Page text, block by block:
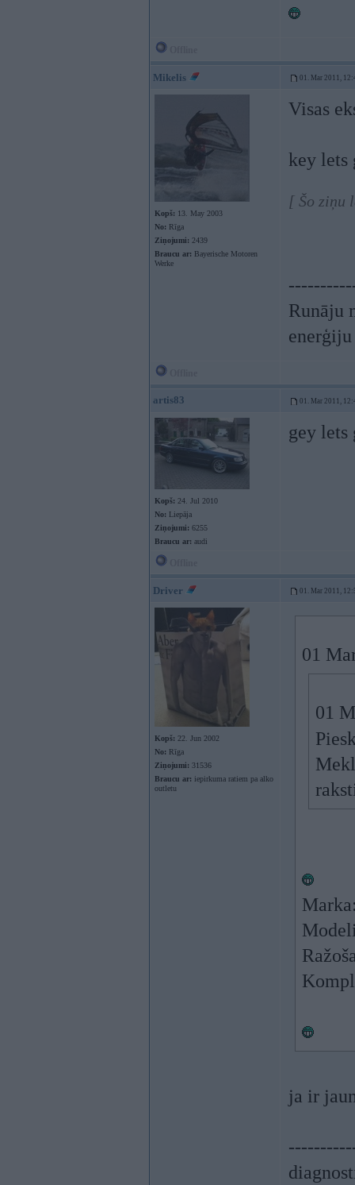
Mikelis 01. Mar 2011,
Kopš: 13. May 2003
No: Rīga
Ziņojumi: 2439
Braucu ar: Bayerische Motoren
Werke
Visas
key
[ Šo ziņu
Runāju
artis83 01. Mar 2011,
Kopš: 24. Jul 2010
No: Liepāja
Ziņojumi: 6255
Braucu ar: audi
gey lets
Driver 01. Mar 2011,
Kopš: 22. Jun 2002
No: Rīga
Ziņojumi: 31536
Braucu ar: iepirkuma ratiem pa alko
outletu
01
01
ja ir